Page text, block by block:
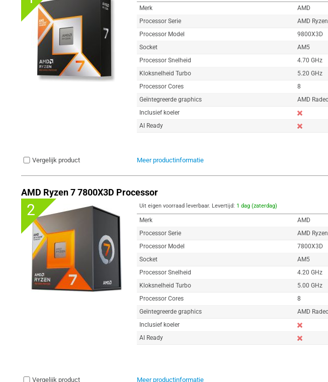
Merk
AMD
Processor Serie
AMD
Processor Model
9800X3D
Socket
AM5
Processor Snelheid
4.70 GHz
Kloksnelheid Turbo
5.20 GHz
Processor Cores
8
Geïntegreerde graphics
AMD
Inclusief koeler
AI Ready
Vergelijk product Meer productinformatie
AMD Ryzen 7 7800X3D Processor
2 Uit eigen voorraad leverbaar. Levertijd: 1 dag (zaterdag)
Merk
AMD
Processor Serie
AMD
Processor Model
7800X3D
Socket
AM5
Processor Snelheid
4.20 GHz
Kloksnelheid Turbo
5.00 GHz
Processor Cores
8
Geïntegreerde graphics
AMD
Inclusief koeler
AI Ready
Vergelijk product Meer productinformatie